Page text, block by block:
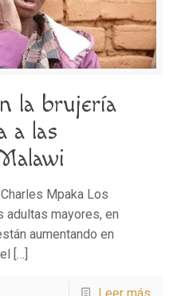
la brujería
a las
Mpaka Los
adultas mayores, en
aumentando en
[…]